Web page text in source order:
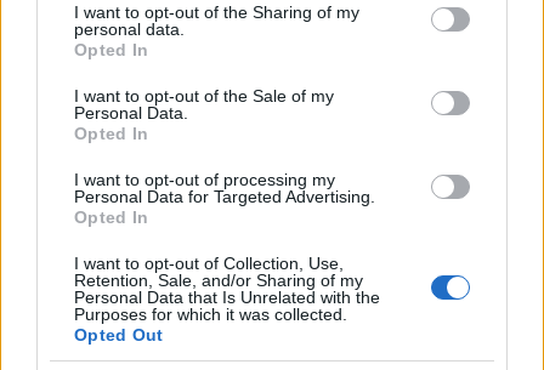
not limited to your visit or usage behaviour. You may click to
grant or deny consent to Google and its third-party tags to
use your data for below specified purposes in below Google
consent section.
I want to opt-out of the Sharing of my
personal data.
Opted In
I want to opt-out of the Sale of my
Personal Data.
Opted In
I want to opt-out of processing my
Personal Data for Targeted Advertising.
Opted In
I want to opt-out of Collection, Use,
Retention, Sale, and/or Sharing of my
Personal Data that Is Unrelated with the
Purposes for which it was collected.
Opted Out